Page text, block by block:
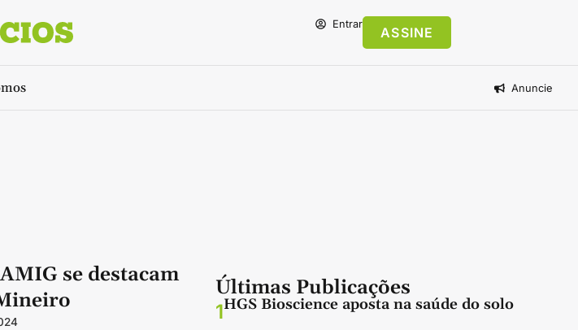
Entrar
ASSINE
Anuncie
se destacam
Últimas Publicações
1HGS Bioscience aposta na saúde do solo